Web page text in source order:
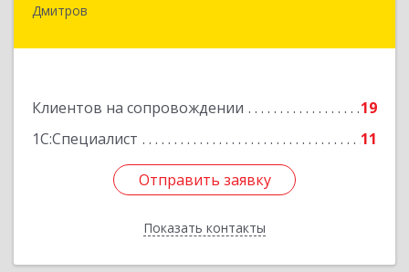
Дмитров
Клиентов на сопровождении
19
1С:Специалист
11
Отправить заявку
Показать контакты
141804, Московская обл, г.о. Дмитровский,
Отправить заявку
Назад